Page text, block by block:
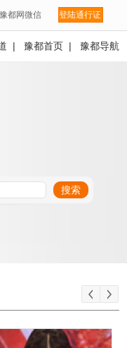
豫都网微信 登陆通行证
| 豫都首页 | 豫都导航